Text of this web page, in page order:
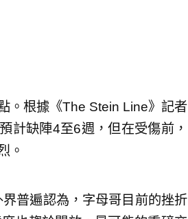
。根據《The Stein Line》記者
計缺陣4至6週，但在受傷前，
。
普遍認為，字母哥目前的挫折